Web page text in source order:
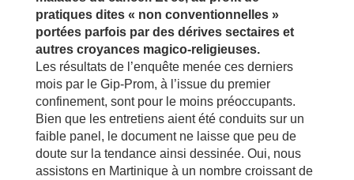
pratiques dites « non conventionnelles »
portées parfois par des dérives sectaires et
autres croyances magico-religieuses.
Les résultats de l’enquête menée ces derniers
mois par le Gip-Prom, à l’issue du premier
confinement, sont pour le moins préoccupants.
Bien que les entretiens aient été conduits sur un
faible panel, le document ne laisse que peu de
doute sur la tendance ainsi dessinée. Oui, nous
assistons en Martinique à un nombre croissant de